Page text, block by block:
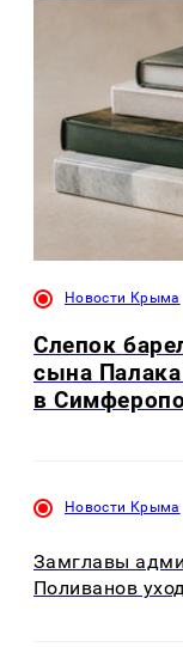
Новости Крыма
Слепок
сына
в
Новости Крыма
Замглавы
Поливанов